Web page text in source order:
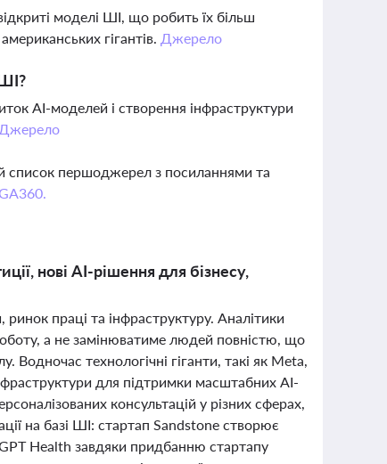
моделі ШІ, що робить їх більш
гігантів. Джерело
AI-моделей і створення інфраструктури
Джерело
список першоджерел з посиланнями та
нові AI-рішення для бізнесу,
праці та інфраструктуру. Аналітики
а не замінюватиме людей повністю, що
Водночас технологічні гіганти, такі як Meta,
для підтримки масштабних AI-
консультацій у різних сферах,
на базі ШІ: стартап Sandstone створює
Health завдяки придбанню стартапу